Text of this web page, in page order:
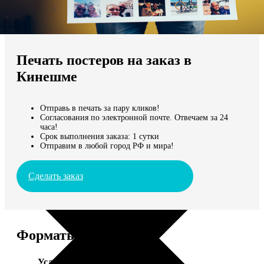
Мы доставляем по всему миру
Продолжить без города
Печать постеров на заказ в
Кинешме
Отправь в печать за пару кликов!
Согласования по электронной почте. Отвечаем за 24
часа!
Срок выполнения заказа: 1 сутки
Отправим в любой город РФ и мира!
Сделать заказ
Форматы и цены
Услуга